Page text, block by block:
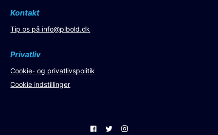
Kontakt
Tip os på info@plbold.dk
Privatliv
Cookie- og privatlivspolitik
Cookie indstillinger